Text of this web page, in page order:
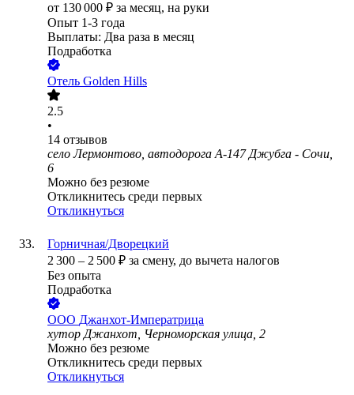
от 130 000 ₽ за месяц, на руки
Опыт 1-3 года
Выплаты: Два раза в месяц
Подработка
Отель Golden Hills
2.5
•
14 отзывов
село Лермонтово, автодорога А-147 Джубга - Сочи,
6
Можно без резюме
Откликнитесь среди первых
Откликнуться
Горничная/Дворецкий
2 300 – 2 500 ₽ за смену, до вычета налогов
Без опыта
Подработка
ООО Джанхот-Императрица
хутор Джанхот, Черноморская улица, 2
Можно без резюме
Откликнитесь среди первых
Откликнуться